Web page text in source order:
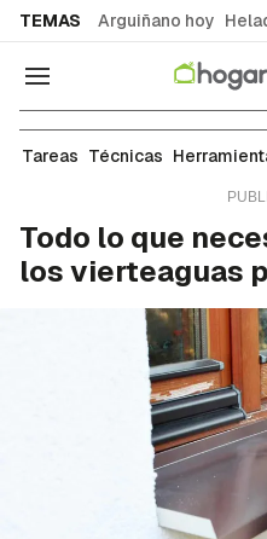
TEMAS Arguiñano hoy
Navegación
Tareas de bricolaje
Tareas Técnicas
Todo lo que
los vierteaguas